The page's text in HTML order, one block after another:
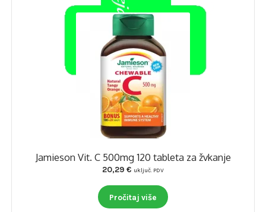
Jamieson Vit. C 500mg 120 tableta za žvkanje
20,29 € uključ. PDV
Pročitaj više